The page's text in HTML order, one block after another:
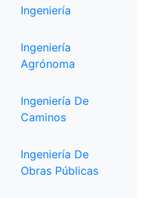
Ingeniería
Ingeniería
Agrónoma
Ingeniería De
Caminos
Ingeniería De
Obras Públicas